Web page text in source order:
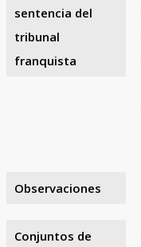
sentencia del
tribunal
franquista
Observaciones
Conjuntos de